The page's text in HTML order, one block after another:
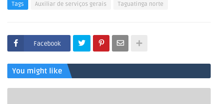
Tags Auxiliar de serviços gerais Taguatinga norte
Facebook
You might like